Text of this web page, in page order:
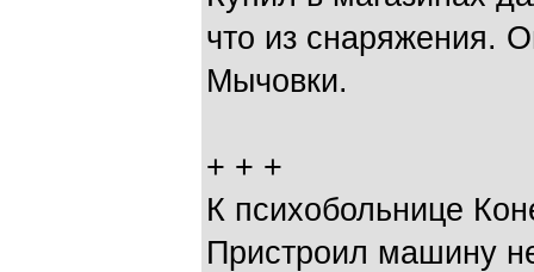
что из снаряжения.
Мычовки.
+ + +
К психобольнице
Пристроил машину